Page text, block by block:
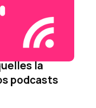
la
podcasts